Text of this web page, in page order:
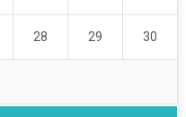
28 29 30